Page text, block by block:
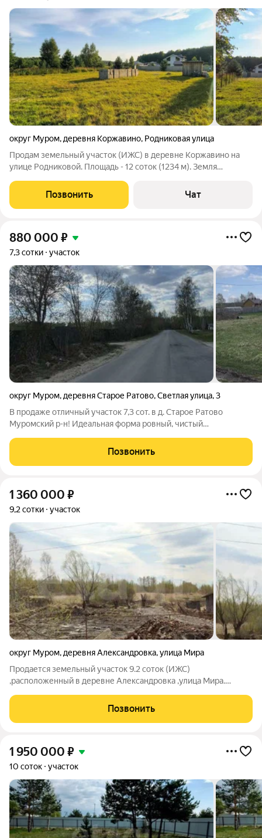
округ Муром, деревня Коржавино, Родниковая улица
Продам земельный участок (ИЖС) в деревне Коржавино на
улице Родниковой. Площадь - 12 соток (1234 м). Земля
строительство жилого дома. Участок ровный, правильной
формы. Границы обозначены (с
Позвонить Чат
880 000 ₽
7,3 сотки участок
округ Муром, деревня Старое Ратово,Светлая улица,3
В продаже отличный участок 7,3 сот. в д. Старое Ратово
Муромский р-н! Идеальная форма ровный, чистый
электричество на участке , газ проходят вдоль участка
Позвонить
1 360 000 ₽
9,2 сотки участок
округ Муром, деревня Александровка,улица Мира
Продается земельный участок 9.2 соток (ИЖС)
,расположенный в деревне Александровка ,улица Мира.
автомобиле, правильной прямоугольной формы. На участке
есть : свет( установлен счетчик), газ,
Позвонить
1 950 000 ₽
10 соток участок